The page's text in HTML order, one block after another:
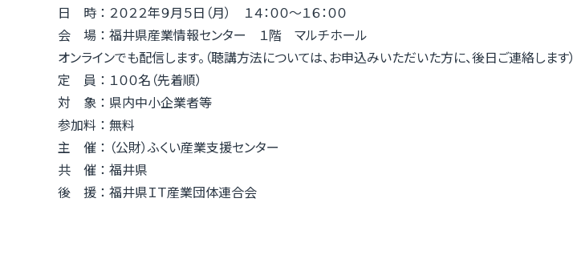
日 時 ： ２０２２年９月５日（月） １４：００～１６：００
会 場 ： 福井県産業情報センター １階 マルチホール
オンラインでも配信します。（聴講方法については、お申込みいただいた方に、後日ご連絡します）
定 員 ： １００名（先着順）
対 象 ： 県内中小企業者等
参加料 ： 無料
主 催 ： （公財）ふくい産業支援センター
共 催 ： 福井県
後 援 ： 福井県ＩＴ産業団体連合会